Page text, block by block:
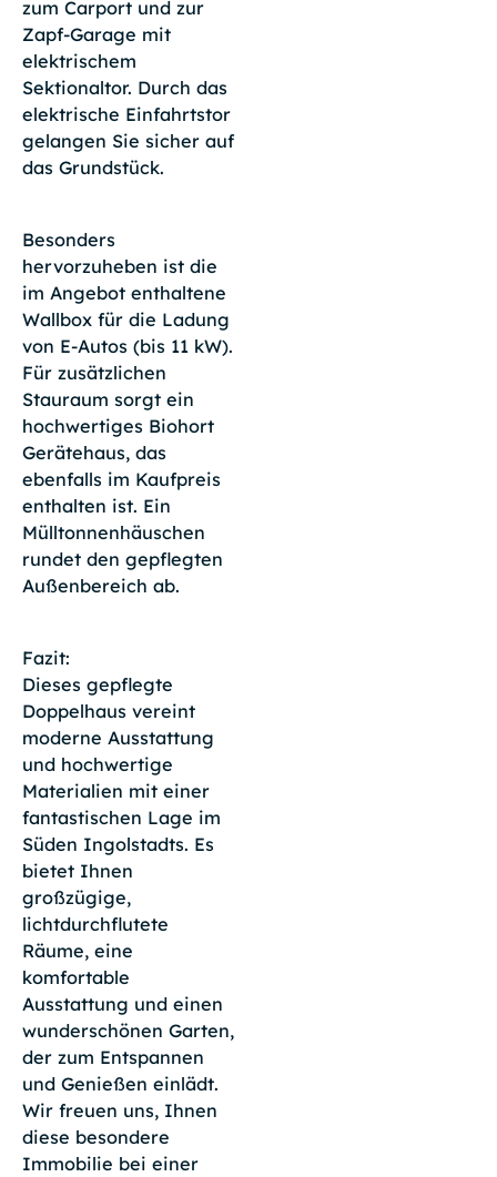
zum Carport und zur
Zapf-Garage mit
elektrischem
Sektionaltor. Durch das
elektrische Einfahrtstor
gelangen Sie sicher auf
das Grundstück.
Besonders
hervorzuheben ist die
im Angebot enthaltene
Wallbox für die Ladung
von E-Autos (bis 11 kW).
Für zusätzlichen
Stauraum sorgt ein
hochwertiges Biohort
Gerätehaus, das
ebenfalls im Kaufpreis
enthalten ist. Ein
Mülltonnenhäuschen
rundet den gepflegten
Außenbereich ab.
Fazit:
Dieses gepflegte
Doppelhaus vereint
moderne Ausstattung
und hochwertige
Materialien mit einer
fantastischen Lage im
Süden Ingolstadts. Es
bietet Ihnen
großzügige,
lichtdurchflutete
Räume, eine
komfortable
Ausstattung und einen
wunderschönen Garten,
der zum Entspannen
und Genießen einlädt.
Wir freuen uns, Ihnen
diese besondere
Immobilie bei einer